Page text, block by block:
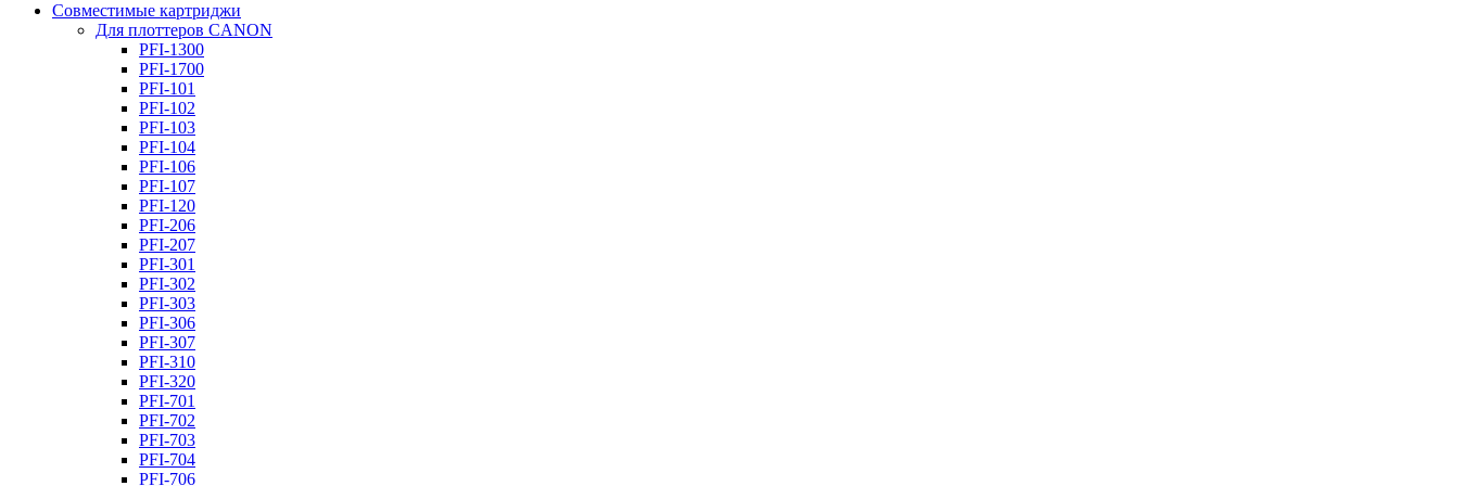
Совместимые картриджи
Для плоттеров CANON
PFI-1300
PFI-1700
PFI-101
PFI-102
PFI-103
PFI-104
PFI-106
PFI-107
PFI-120
PFI-206
PFI-207
PFI-301
PFI-302
PFI-303
PFI-306
PFI-307
PFI-310
PFI-320
PFI-701
PFI-702
PFI-703
PFI-704
PFI-706